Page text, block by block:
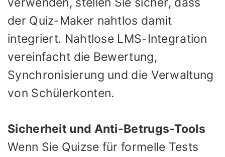
der Quiz-Maker nahtlos damit
integriert. Nahtlose LMS-Integration
vereinfacht die Bewertung,
Synchronisierung und die Verwaltung
von Schülerkonten.
Sicherheit und Anti-Betrugs-Tools
Wenn Sie Quizse für formelle Tests